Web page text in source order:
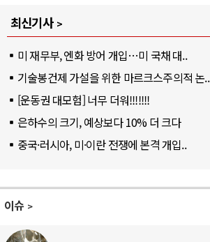
최신기사
미 재무부, 엔화 방어 개입…미 국채 대..
기술봉건제 가설을 위한 마르크스주의적 논..
[운동권 대모험] 너무 더워!!!!!!!
은하수의 크기, 예상보다 10% 더 크다
중국·러시아, 미·이란 전쟁에 본격 개입..
이슈